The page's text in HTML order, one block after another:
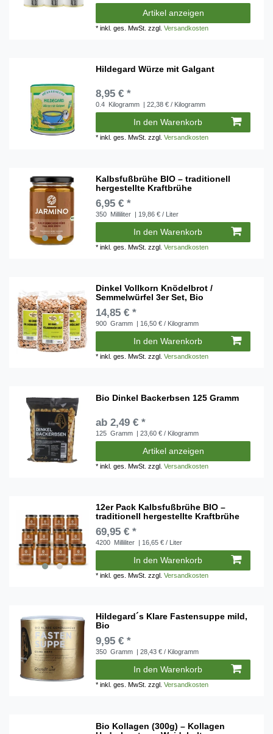
Artikel anzeigen
*inkl. ges. MwSt. zzgl.Versandkosten
Hildegard Würze mit Galgant
8,95 € *
0.4 Kilogramm | 22,38 € / Kilogramm
In den Warenkorb
*inkl. ges. MwSt. zzgl.Versandkosten
Kalbsfußbrühe BIO – traditionell
hergestellte Kraftbrühe
6,95 € *
350 Milliliter | 19,86 € / Liter
In den Warenkorb
*inkl. ges. MwSt. zzgl.Versandkosten
Dinkel Vollkorn Knödelbrot /
Semmelwürfel 3er Set, Bio
14,85 € *
900 Gramm | 16,50 € / Kilogramm
In den Warenkorb
*inkl. ges. MwSt. zzgl.Versandkosten
Bio Dinkel Backerbsen 125 Gramm
ab 2,49 € *
125 Gramm | 23,60 € / Kilogramm
Artikel anzeigen
*inkl. ges. MwSt. zzgl.Versandkosten
12er Pack Kalbsfußbrühe BIO –
traditionell hergestellte Kraftbrühe
69,95 € *
4200 Milliliter | 16,65 € / Liter
In den Warenkorb
*inkl. ges. MwSt. zzgl.Versandkosten
Hildegard´s Klare Fastensuppe mild,
Bio
9,95 € *
350 Gramm | 28,43 € / Kilogramm
In den Warenkorb
*inkl. ges. MwSt. zzgl.Versandkosten
Bio Kollagen (300g) – Kollagen